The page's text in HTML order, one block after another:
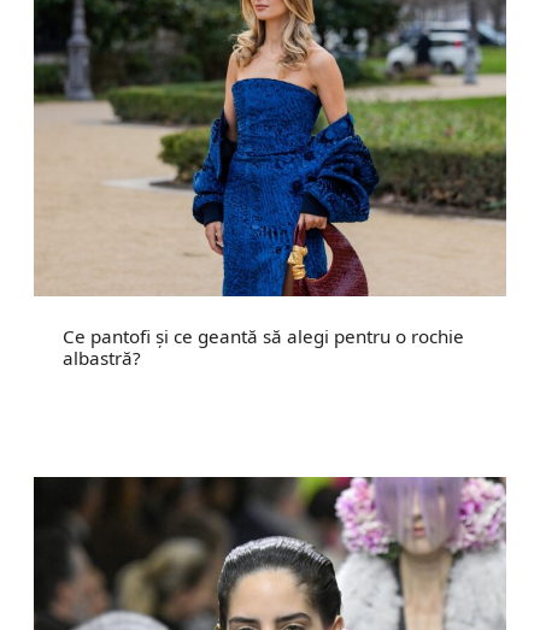
Ce pantofi și ce geantă să alegi pentru o rochie
albastră?